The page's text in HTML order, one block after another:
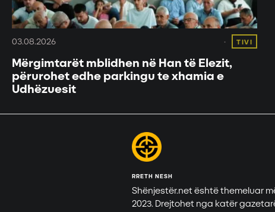
03.08.2026 TIVI
Mërgimtarët mblidhen në Han të Elezit,
përurohet edhe parkingu te xhamia e
Udhëzuesit
RRETH NESH
Shënjestër.net është themeluar
2023. Drejtohet nga katër